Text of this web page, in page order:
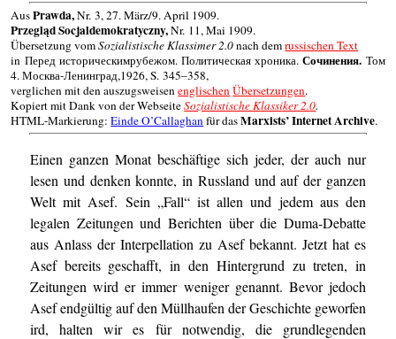
AusPrawda,Nr. 3, 27. März/9. April 1909.
Przegląd Socjaldemokratyczny,Nr. 11, Mai 1909.
Übersetzung vomSozialistische Klassimer 2.0nach demrussischen Text
in Перед историческимрубежом. Политическая хроника.Сочинения. Том
4. Москва-Ленинград,1926, S. 345–358,
verglichen mit den auszugsweisenenglischenÜbersetzungen.
Kopiert mit Dank von der WebseiteSozialistische Klassiker 2.0.
HTML-Markierung:Einde O’Callaghanfür dasMarxists’ Internet Archive.
Einen ganzen Monat beschäftige sich jeder, der auch nur
lesen und denken konnte, in Russland und auf der ganzen
Welt mit Asef. Sein „Fall“ ist allen und jedem aus den
legalen Zeitungen und Berichten über die Duma-Debatte
aus Anlass der Interpellation zu Asef bekannt. Jetzt hat es
Asef bereits geschafft, in den Hintergrund zu treten, in
Zeitungen wird er immer weniger genannt. Bevor jedoch
Asef endgültig auf den Müllhaufen der Geschichte geworfen
ird, halten wir es für notwendig, die grundlegenden